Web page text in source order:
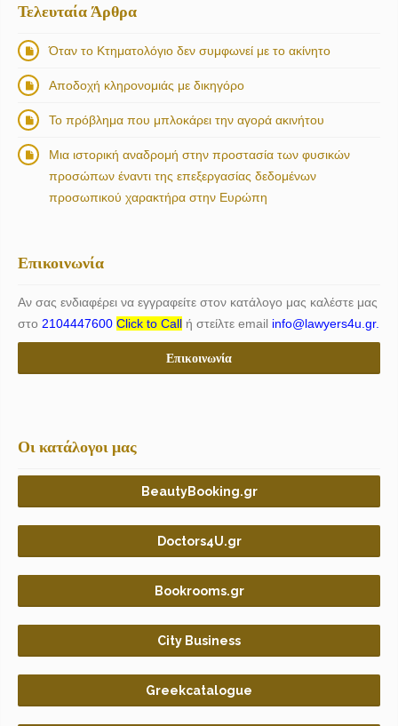
Τελευταία Άρθρα
Όταν το Κτηματολόγιο δεν συμφωνεί με το ακίνητο
Αποδοχή κληρονομιάς με δικηγόρο
Το πρόβλημα που μπλοκάρει την αγορά ακινήτου
Μια ιστορική αναδρομή στην προστασία των φυσικών
προσώπων έναντι της επεξεργασίας δεδομένων
προσωπικού χαρακτήρα στην Ευρώπη
Επικοινωνία
Αν σας ενδιαφέρει να εγγραφείτε στον κατάλογο μας καλέστε μας
στο 2104447600 Click to Call ή στείλτε email info@lawyers4u.gr.
Επικοινωνία
Οι κατάλογοι μας
BeautyBooking.gr
Doctors4U.gr
Bookrooms.gr
City Business
Greekcatalogue